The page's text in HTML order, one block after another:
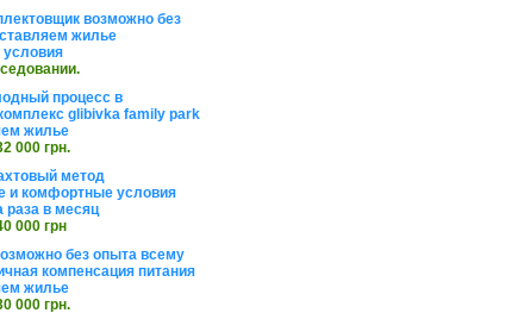
возможно без
жилье
процесс в
glibivka family park
жилье
000 грн.
метод
и комфортные условия
в месяц
000 грн
без опыта всему
компенсация питания
жилье
000 грн.